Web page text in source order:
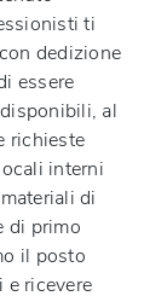
ti
dedizione
essere
al
richieste
interni
di
di primo
il posto
ricevere